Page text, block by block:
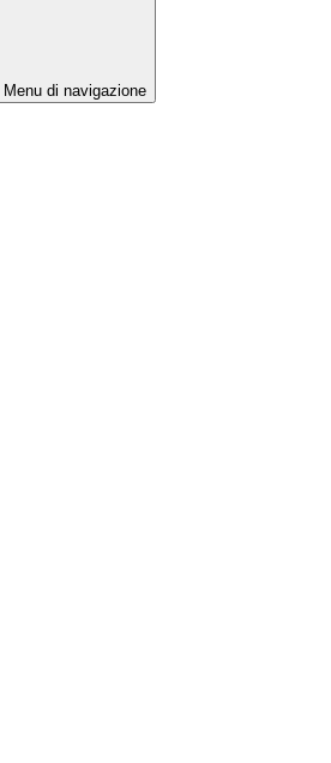
Menu di navigazione